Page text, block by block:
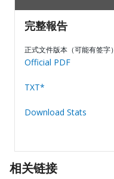
完整報告
正式文件版本（可能有签字）
Official PDF
TXT*
Download Stats
相关链接